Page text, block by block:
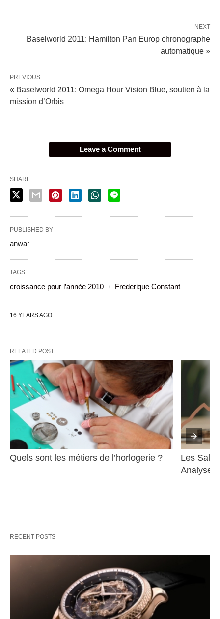
NEXT
Baselworld 2011: Hamilton Pan Europ chronographe
automatique »
PREVIOUS
« Baselworld 2011: Omega Hour Vision Blue, soutien à la
mission d’Orbis
Leave a Comment
SHARE
PUBLISHED BY
anwar
TAGS:
croissance pour l’année 2010 Frederique Constant
16 YEARS AGO
RELATED POST
Quels sont les métiers de l’horlogerie ?
Les
Analyse
RECENT POSTS